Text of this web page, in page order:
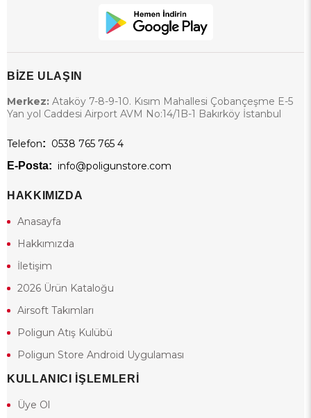
BİZE ULAŞIN
Merkez: Ataköy 7-8-9-10. Kısım Mahallesi Çobançeşme E-5
Yan yol Caddesi Airport AVM No:14/1B-1 Bakırköy İstanbul
Telefon: 0538 765 765 4
E-Posta: info@poligunstore.com
HAKKIMIZDA
Anasayfa
Hakkımızda
İletişim
2026 Ürün Kataloğu
Airsoft Takımları
Poligun Atış Kulübü
Poligun Store Android Uygulaması
KULLANICI İŞLEMLERİ
Üye Ol